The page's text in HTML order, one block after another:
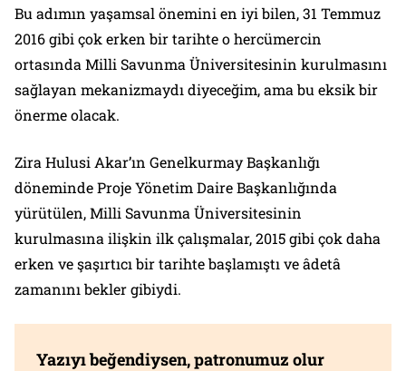
Bu adımın yaşamsal önemini en iyi bilen, 31 Temmuz
2016 gibi çok erken bir tarihte o hercümercin
ortasında Milli Savunma Üniversitesinin kurulmasını
sağlayan mekanizmaydı diyeceğim, ama bu eksik bir
önerme olacak.
Zira Hulusi Akar’ın Genelkurmay Başkanlığı
döneminde Proje Yönetim Daire Başkanlığında
yürütülen, Milli Savunma Üniversitesinin
kurulmasına ilişkin ilk çalışmalar, 2015 gibi çok daha
erken ve şaşırtıcı bir tarihte başlamıştı ve âdetâ
zamanını bekler gibiydi.
Yazıyı beğendiysen, patronumuz olur